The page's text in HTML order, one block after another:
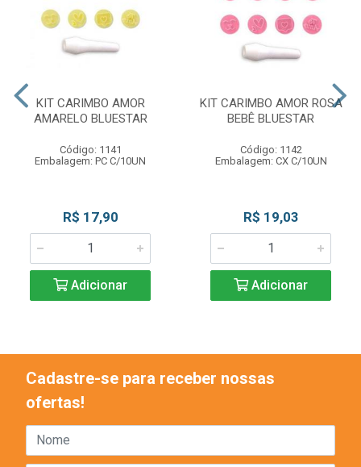
KIT CARIMBO AMOR
AMARELO BLUESTAR
Código: 1141
Embalagem: PC C/10UN
R$ 17,90
Adicionar
KIT CARIMBO AMOR ROSA
BEBÊ BLUESTAR
Código: 1142
Embalagem: CX C/10UN
R$ 19,03
Adicionar
Cadastre-se para receber nossas
ofertas!